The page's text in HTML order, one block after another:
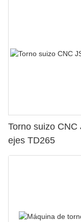
Torno suizo
ejes TD265